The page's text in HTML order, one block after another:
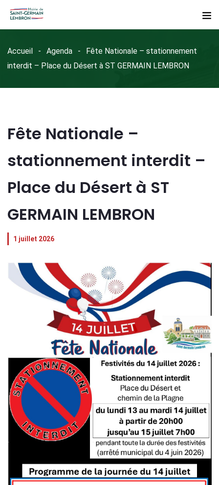
Accueil Agenda
Fête Nationale – stationnement
interdit – Place du Désert à ST GERMAIN LEMBRON
Fête Nationale –
stationnement interdit –
Place du Désert à ST
GERMAIN LEMBRON
1 juillet 2026